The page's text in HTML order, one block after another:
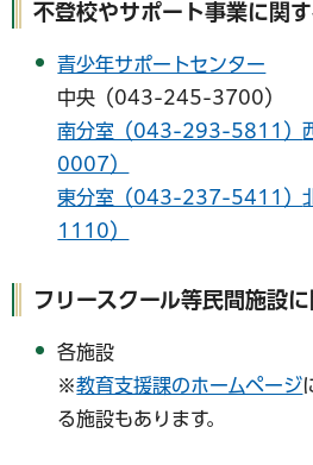
不登校やサポート事業に関
青少年サポートセンター
中央（043-245-3700）
南分室（043-293-5811）
0007）
東分室（043-237-5411）
1110）
フリースクール等民間施設
各施設
※教育支援課のホームページ
る施設もあります。